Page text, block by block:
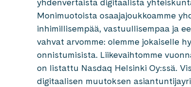
yhdenvertaista digitaalista
Monimuotoista osaajajoukkoamme
inhimillisempää, vastuullisempaa ja
vahvat arvomme: olemme jokaiselle
onnistumisista. Liikevaihtomme
on listattu Nasdaq Helsinki Oy:ssä.
digitaalisen muutoksen